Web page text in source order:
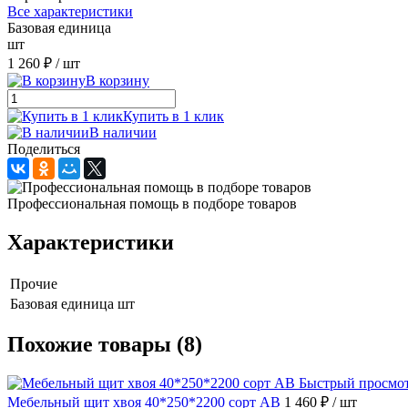
Все характеристики
Базовая единица
шт
1 260 ₽ / шт
В корзину
Купить в 1 клик
В наличии
Поделиться
Профессиональная помощь в подборе товаров
Характеристики
Прочие
Базовая единица шт
Похожие товары (8)
Быстрый
Мебельный щит хвоя 40*250*2200 сорт АВ 1 460 ₽ / шт